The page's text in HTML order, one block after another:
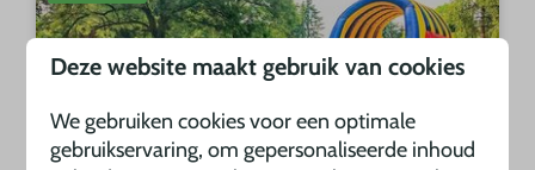
Deze website maakt gebruik van cookies
We gebruiken cookies voor een optimale
gebruikservaring, om gepersonaliseerde inhoud